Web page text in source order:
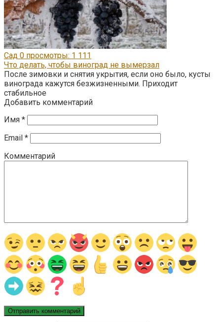
Сад 0 просмотры: 1 111
Что делать, чтобы виноград не вымерзал
После зимовки и снятия укрытия, если оно было, кусты
винограда кажутся безжизненными. Приходит
стабильное
Добавить комментарий
Имя *
Email *
Комментарий